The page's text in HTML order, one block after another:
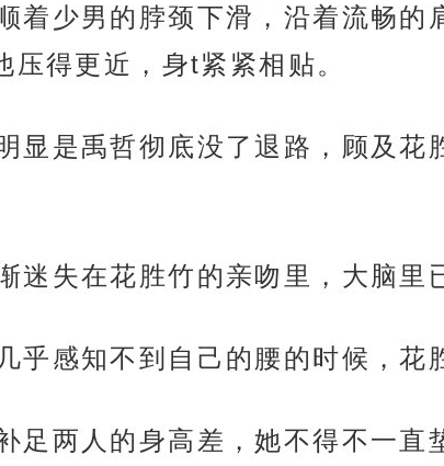
着少男的脖颈下滑，沿着流畅
压得更近，身t紧紧相贴。
显是禹哲彻底没了退路，顾及
迷失在花胜竹的亲吻里，大脑里
乎感知不到自己的腰的时候，花
足两人的身高差，她不得不一直